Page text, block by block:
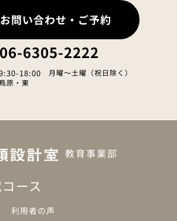
お問い合わせ・ご予約
06-6305-2222
18:00 月曜～土曜（祝日除く）
原・東
教育事業部
ース
利用者の声